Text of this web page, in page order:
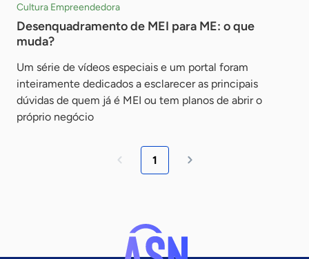
Cultura Empreendedora
Desenquadramento de MEI para ME: o que
muda?
Um série de vídeos especiais e um portal foram
inteiramente dedicados a esclarecer as principais
dúvidas de quem já é MEI ou tem planos de abrir o
próprio negócio
1